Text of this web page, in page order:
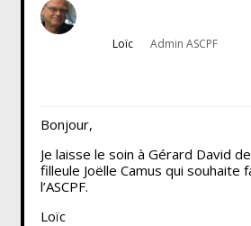
Loïc Admin ASCPF
Bonjour,
Je laisse le soin à Gérard David
filleule Joëlle Camus qui souhaite
l’ASCPF.
Loïc